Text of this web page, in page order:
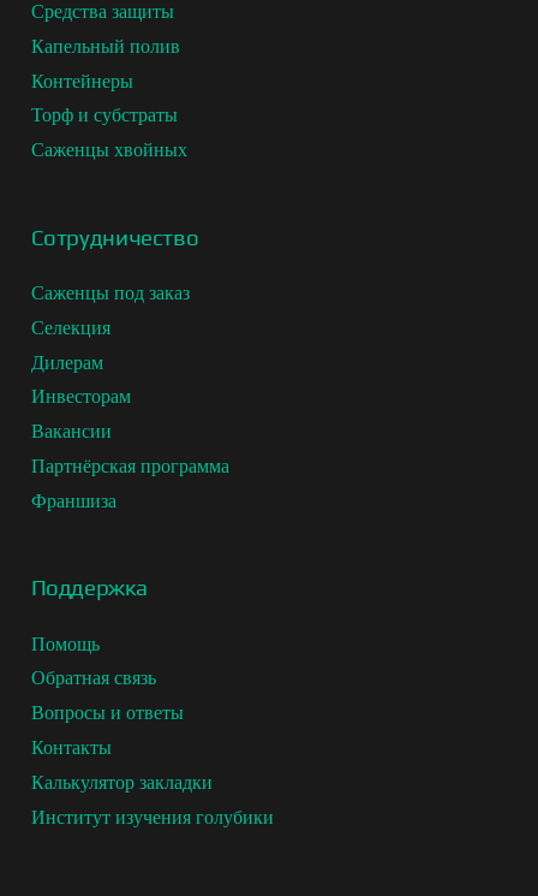
Средства защиты
Капельный полив
Контейнеры
Торф и субстраты
Саженцы хвойных
Сотрудничество
Саженцы под заказ
Селекция
Дилерам
Инвесторам
Вакансии
Партнёрская программа
Франшиза
Поддержка
Помощь
Обратная связь
Вопросы и ответы
Контакты
Калькулятор закладки
Институт изучения голубики